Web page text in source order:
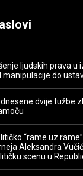
ljudskih prava u
manipulacije do
dvije tužbe
“rame uz
Aleksandra
scenu u